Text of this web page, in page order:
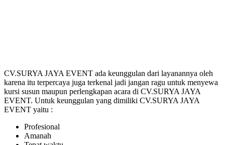
CV.SURYA JAYA EVENT ada keunggulan dari layanannya oleh
karena itu terpercaya juga terkenal jadi jangan ragu untuk menyewa
kursi susun maupun perlengkapan acara di CV.SURYA JAYA
EVENT. Untuk keunggulan yang dimiliki CV.SURYA JAYA
EVENT yaitu :
Profesional
Amanah